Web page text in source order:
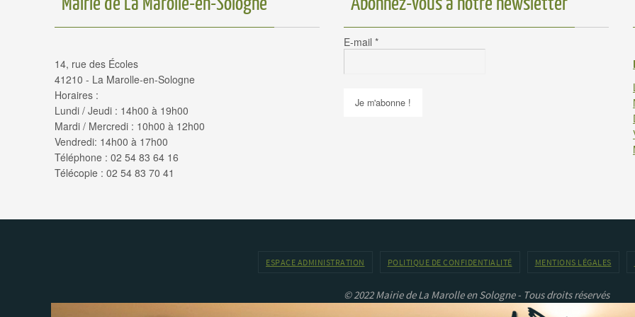
14, rue des Écoles
41210 - La Marolle-en-Sologne
Horaires :
Lundi / Jeudi : 14h00 à 19h00
Mardi / Mercredi : 10h00 à 12h00
Vendredi: 14h00 à 17h00
Téléphone : 02 54 83 64 16
Télécopie : 02 54 83 70 41
E-mail *
ESPACE ADMINISTRATION POLITIQUE DE CONFIDENTIALITÉ MENTIONS LÉGALES
© 2022 Mairie de La Marolle en Sologne - Tous droits réservés